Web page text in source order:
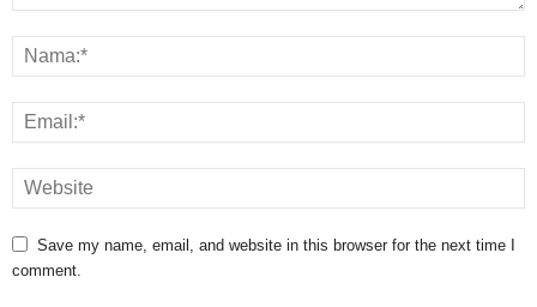
Save my name, email, and website in this browser for the next time I
comment.